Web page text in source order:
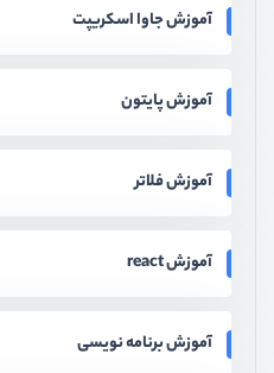
آموزش جاوا اسکریپت
آموزش پایتون
آموزش فلاتر
آموزش react
آموزش برنامه نویسی